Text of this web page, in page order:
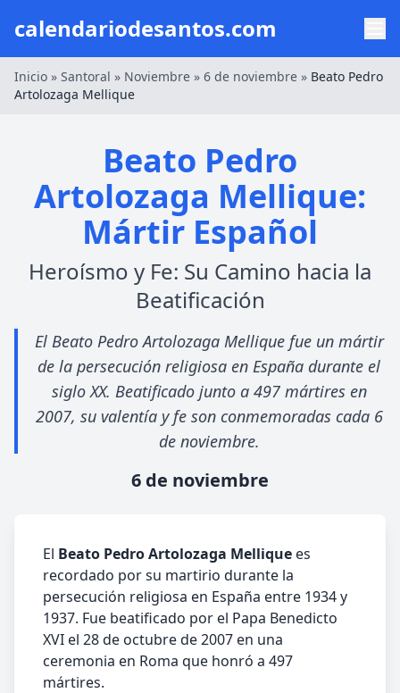
calendariodesantos.com
Inicio » Santoral » Noviembre » 6 de noviembre » Beato Pedro
Artolozaga Mellique
Beato Pedro
Artolozaga Mellique:
Mártir Español
Heroísmo y Fe: Su Camino hacia la
Beatificación
El Beato Pedro Artolozaga Mellique fue un mártir
de la persecución religiosa en España durante el
siglo XX. Beatificado junto a 497 mártires en
2007, su valentía y fe son conmemoradas cada 6
de noviembre.
6 de noviembre
El Beato Pedro Artolozaga Mellique es
recordado por su martirio durante la
persecución religiosa en España entre 1934 y
1937. Fue beatificado por el Papa Benedicto
XVI el 28 de octubre de 2007 en una
ceremonia en Roma que honró a 497
mártires.